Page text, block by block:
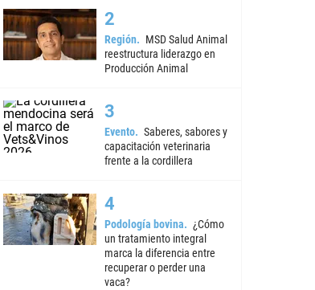
Región
MSD Salud Animal
reestructura liderazgo en
Producción Animal
Evento
Saberes, sabores y
capacitación veterinaria
frente a la cordillera
Podología bovina
¿Cómo
un tratamiento integral
marca la diferencia entre
recuperar o perder una
vaca?